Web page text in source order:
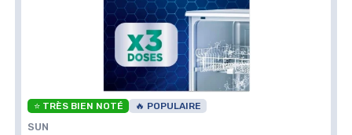
⭐ TRÈS BIEN NOTÉ 🔥 POPULAIRE
SUN